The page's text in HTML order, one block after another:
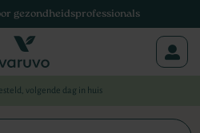
gezondheidsprofessionals
volgende dag in huis